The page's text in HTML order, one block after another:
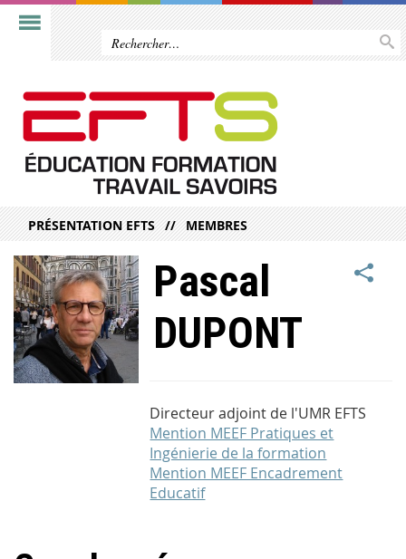
PRÉSENTATION EFTS MEMBRES
Pascal
DUPONT
Directeur adjoint de l'UMR EFTS
Mention MEEF Pratiques et
Ingénierie de la formation
Mention MEEF Encadrement
Educatif